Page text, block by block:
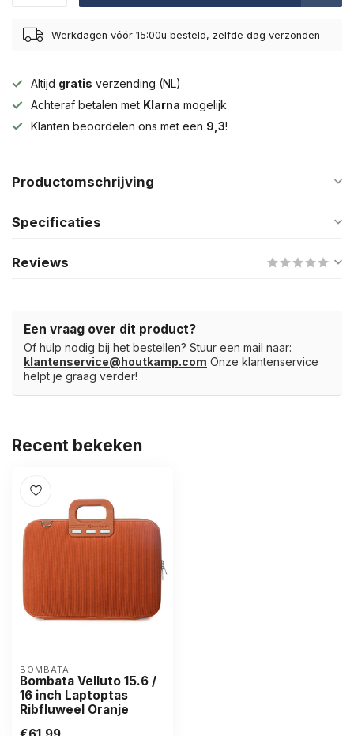
Werkdagen vóór 15:00u besteld, zelfde dag verzonden
Altijd gratis verzending (NL)
Achteraf betalen met Klarna mogelijk
Klanten beoordelen ons met een 9,3!
Productomschrijving
Specificaties
Reviews
Een vraag over dit product?
Of hulp nodig bij het bestellen? Stuur een mail naar:
klantenservice@houtkamp.com Onze klantenservice
helpt je graag verder!
Recent bekeken
BOMBATA
Bombata Velluto 15.6 /
16 inch Laptoptas
Ribfluweel Oranje